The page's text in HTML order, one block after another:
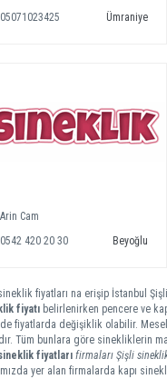
05071023425
Ümraniye
Arin Cam
0542 420 20 30
Beyoğlu
fiyatları na erişip İstanbul
fiyatı belirlenirken pencere ve
fiyatlarda değişiklik olabilir.
Tüm bunlara göre sinekliklerin
fiyatları firmaları Şişli
yer alan firmalarda kapı